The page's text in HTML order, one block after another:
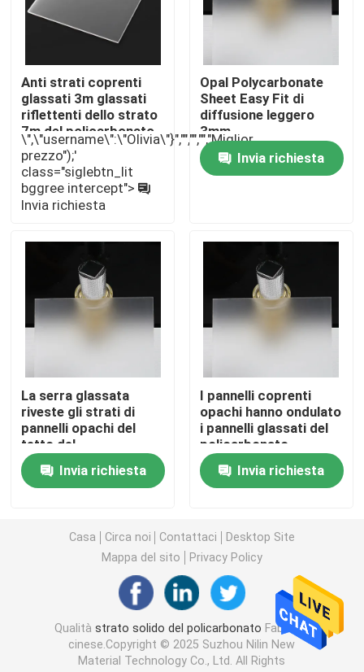
Giro della fabbrica
Controllo di qualità
Contattici
Notizie
Casi
strato solido del policarbonato
strato della cavità del policarbonato
Strato impresso policarbonato
strato ondulato del policarbonato
Strato di plastica del PVC
Rotolo di film del policarbonato
Strato del policarbonato del favo
Anti strati coprenti
glassati 3m glassati
riflettenti dello strato
7m del policarbonato
\",\"username\":\"Olivia\"}","","","","Miglior
prezzo");'
class="siglebtn_lit
bggree intercept">
Invia richiesta
Opal Polycarbonate
Sheet Easy Fit di
diffusione leggero
3mm
Invia richiesta
La serra glassata
riveste gli strati di
pannelli opachi del
tetto del
policarbonato
Invia richiesta
I pannelli coprenti
opachi hanno ondulato
i pannelli glassati del
policarbonato
Invia richiesta
Casa Circa noi Contattaci
Desktop Site
Mappa del sito
Privacy Policy
Qualità strato solido del policarbonato Fabbrica
cinese.Copyright © 2025 Suzhou Nilin New
Material Technology Co., Ltd. All Rights